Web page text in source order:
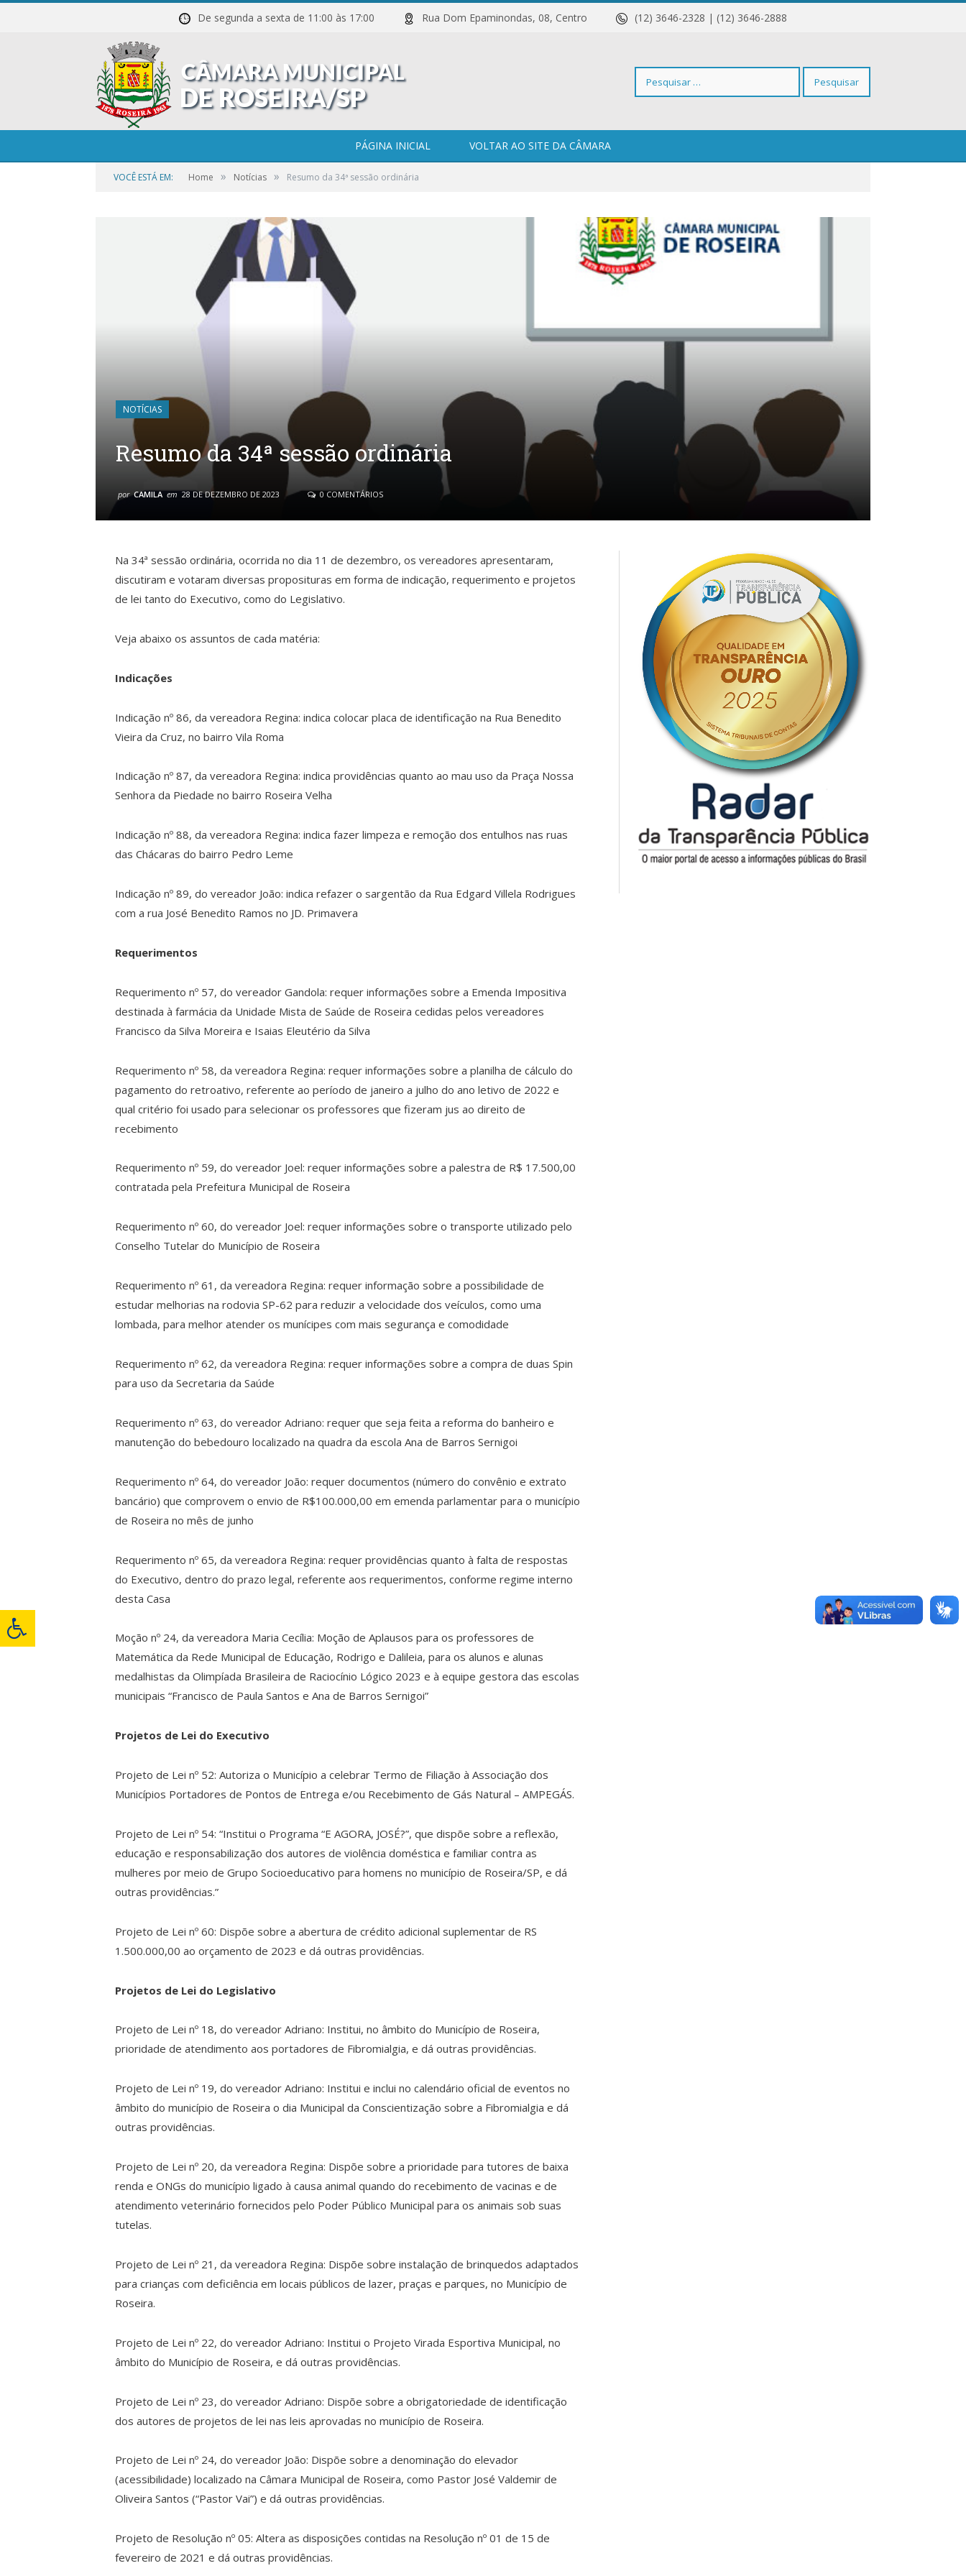
De segunda a sexta de 11:00 às 17:00 Rua Dom Epaminondas, 08, Centro (12) 3646-2328 | (12) 3646-2888
Pesquisar
PÁGINA INICIAL VOLTAR AO SITE DA CÂMARA
VOCÊ ESTÁ EM: Home » Notícias » Resumo da 34ª sessão ordinária
NOTÍCIAS
Resumo da 34ª sessão ordinária
por CAMILA em 28 DE DEZEMBRO DE 2023 0 COMENTÁRIOS
Na 34ª sessão ordinária, ocorrida no dia 11 de dezembro, os vereadores apresentaram,
discutiram e votaram diversas proposituras em forma de indicação, requerimento e projetos
de lei tanto do Executivo, como do Legislativo.
Veja abaixo os assuntos de cada matéria:
Indicações
Indicação nº 86, da vereadora Regina: indica colocar placa de identificação na Rua Benedito
Vieira da Cruz, no bairro Vila Roma
Indicação nº 87, da vereadora Regina: indica providências quanto ao mau uso da Praça Nossa
Senhora da Piedade no bairro Roseira Velha
Indicação nº 88, da vereadora Regina: indica fazer limpeza e remoção dos entulhos nas ruas
das Chácaras do bairro Pedro Leme
Indicação nº 89, do vereador João: indica refazer o sargentão da Rua Edgard Villela Rodrigues
com a rua José Benedito Ramos no JD. Primavera
Requerimentos
Requerimento nº 57, do vereador Gandola: requer informações sobre a Emenda Impositiva
destinada à farmácia da Unidade Mista de Saúde de Roseira cedidas pelos vereadores
Francisco da Silva Moreira e Isaias Eleutério da Silva
Requerimento nº 58, da vereadora Regina: requer informações sobre a planilha de cálculo do
pagamento do retroativo, referente ao período de janeiro a julho do ano letivo de 2022 e
qual critério foi usado para selecionar os professores que fizeram jus ao direito de
recebimento
Requerimento nº 59, do vereador Joel: requer informações sobre a palestra de R$ 17.500,00
contratada pela Prefeitura Municipal de Roseira
Requerimento nº 60, do vereador Joel: requer informações sobre o transporte utilizado pelo
Conselho Tutelar do Município de Roseira
Requerimento nº 61, da vereadora Regina: requer informação sobre a possibilidade de
estudar melhorias na rodovia SP-62 para reduzir a velocidade dos veículos, como uma
lombada, para melhor atender os munícipes com mais segurança e comodidade
Requerimento nº 62, da vereadora Regina: requer informações sobre a compra de duas Spin
para uso da Secretaria da Saúde
Requerimento nº 63, do vereador Adriano: requer que seja feita a reforma do banheiro e
manutenção do bebedouro localizado na quadra da escola Ana de Barros Sernigoi
Requerimento nº 64, do vereador João: requer documentos (número do convênio e extrato
bancário) que comprovem o envio de R$100.000,00 em emenda parlamentar para o município
de Roseira no mês de junho
Requerimento nº 65, da vereadora Regina: requer providências quanto à falta de respostas
do Executivo, dentro do prazo legal, referente aos requerimentos, conforme regime interno
desta Casa
Moção nº 24, da vereadora Maria Cecília: Moção de Aplausos para os professores de
Matemática da Rede Municipal de Educação, Rodrigo e Dalileia, para os alunos e alunas
medalhistas da Olimpíada Brasileira de Raciocínio Lógico 2023 e à equipe gestora das escolas
municipais “Francisco de Paula Santos e Ana de Barros Sernigoi”
Projetos de Lei do Executivo
Projeto de Lei nº 52: Autoriza o Município a celebrar Termo de Filiação à Associação dos
Municípios Portadores de Pontos de Entrega e/ou Recebimento de Gás Natural – AMPEGÁS.
Projeto de Lei nº 54: “Institui o Programa “E AGORA, JOSÉ?”, que dispõe sobre a reflexão,
educação e responsabilização dos autores de violência doméstica e familiar contra as
mulheres por meio de Grupo Socioeducativo para homens no município de Roseira/SP, e dá
outras providências.”
Projeto de Lei nº 60: Dispõe sobre a abertura de crédito adicional suplementar de RS
1.500.000,00 ao orçamento de 2023 e dá outras providências.
Projetos de Lei do Legislativo
Projeto de Lei nº 18, do vereador Adriano: Institui, no âmbito do Município de Roseira,
prioridade de atendimento aos portadores de Fibromialgia, e dá outras providências.
Projeto de Lei nº 19, do vereador Adriano: Institui e inclui no calendário oficial de eventos no
âmbito do município de Roseira o dia Municipal da Conscientização sobre a Fibromialgia e dá
outras providências.
Projeto de Lei nº 20, da vereadora Regina: Dispõe sobre a prioridade para tutores de baixa
renda e ONGs do município ligado à causa animal quando do recebimento de vacinas e de
atendimento veterinário fornecidos pelo Poder Público Municipal para os animais sob suas
tutelas.
Projeto de Lei nº 21, da vereadora Regina: Dispõe sobre instalação de brinquedos adaptados
para crianças com deficiência em locais públicos de lazer, praças e parques, no Município de
Roseira.
Projeto de Lei nº 22, do vereador Adriano: Institui o Projeto Virada Esportiva Municipal, no
âmbito do Município de Roseira, e dá outras providências.
Projeto de Lei nº 23, do vereador Adriano: Dispõe sobre a obrigatoriedade de identificação
dos autores de projetos de lei nas leis aprovadas no município de Roseira.
Projeto de Lei nº 24, do vereador João: Dispõe sobre a denominação do elevador
(acessibilidade) localizado na Câmara Municipal de Roseira, como Pastor José Valdemir de
Oliveira Santos (“Pastor Vai”) e dá outras providências.
Projeto de Resolução nº 05: Altera as disposições contidas na Resolução nº 01 de 15 de
fevereiro de 2021 e dá outras providências.